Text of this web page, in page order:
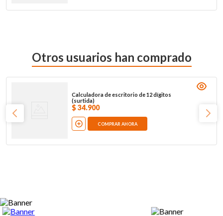
Otros usuarios han comprado
Calculadora de escritorio de 12 dígitos
(surtida)
$ 34.900
COMPRAR AHORA